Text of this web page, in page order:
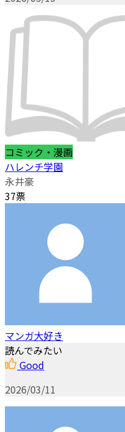
コミック・漫画
ハレンチ学園
永井豪
37票
マンガ大好き
読んでみたい
Good
2026/03/11